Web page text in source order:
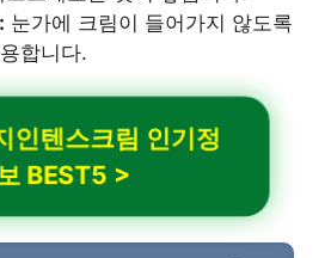
눈가에 크림이 들어가지 않도록
합니다.
인텐스크림 인기정
BEST5 >